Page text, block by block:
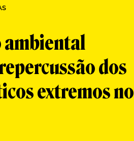
ambiental
dos
extremos no